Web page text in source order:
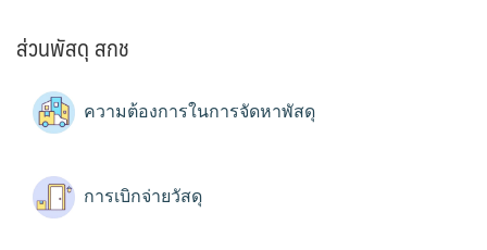
ส่วนพัสดุ สกช
ความต้องการในการจัดหาพัสดุ
การเบิกจ่ายวัสดุ